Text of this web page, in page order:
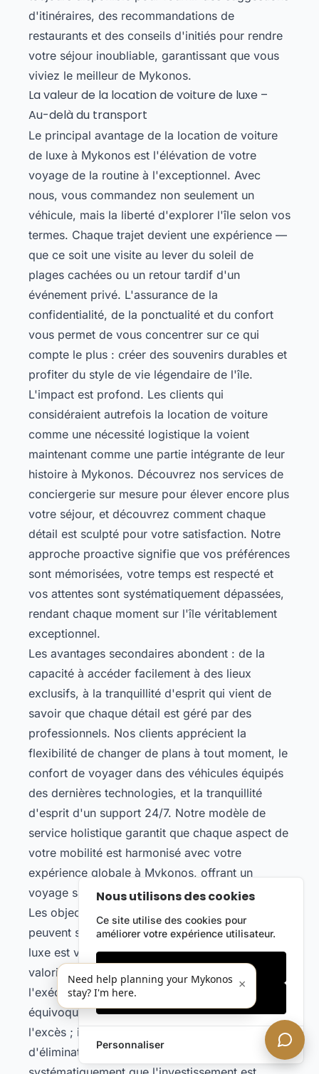
d'itinéraires, des recommandations de
restaurants et des conseils d'initiés pour rendre
votre séjour inoubliable, garantissant que vous
viviez le meilleur de Mykonos.
La valeur de la location de voiture de luxe –
Au-delà du transport
Le principal avantage de la location de voiture
de luxe à Mykonos est l'élévation de votre
voyage de la routine à l'exceptionnel. Avec
nous, vous commandez non seulement un
véhicule, mais la liberté d'explorer l'île selon vos
termes. Chaque trajet devient une expérience —
que ce soit une visite au lever du soleil de
plages cachées ou un retour tardif d'un
événement privé. L'assurance de la
confidentialité, de la ponctualité et du confort
vous permet de vous concentrer sur ce qui
compte le plus : créer des souvenirs durables et
profiter du style de vie légendaire de l'île.
L'impact est profond. Les clients qui
considéraient autrefois la location de voiture
comme une nécessité logistique la voient
maintenant comme une partie intégrante de leur
histoire à Mykonos. Découvrez nos services de
conciergerie sur mesure pour élever encore plus
votre séjour, et découvrez comment chaque
détail est sculpté pour votre satisfaction. Notre
approche proactive signifie que vos préférences
sont mémorisées, votre temps est respecté et
vos attentes sont systématiquement dépassées,
rendant chaque moment sur l'île véritablement
exceptionnel.
Les avantages secondaires abondent : de la
capacité à accéder facilement à des lieux
exclusifs, à la tranquillité d'esprit qui vient de
savoir que chaque détail est géré par des
professionnels. Nos clients apprécient la
flexibilité de changer de plans à tout moment, le
confort de voyager dans des véhicules équipés
des dernières technologies, et la tranquillité
d'esprit d'un support 24/7. Notre modèle de
service holistique garantit que chaque aspect de
votre mobilité est harmonisé avec votre
expérience globale à Mykonos, offrant un
voyage sans couture et sans stress.
Les objections sont naturelles — certains
peuvent se demander si la location de voiture de
luxe est vraiment nécessaire. Pour ceux qui
valorisent le contrôle, la confidentialité et
l'exécution impeccable, la réponse est sans
équivoque. Notre service ne concerne pas
l'excès ; il s'agit d'ingénierie de la perfection et
d'élimination des frictions. Les clients rapportent
Nous utilisons des cookies
Ce site utilise des cookies pour
améliorer votre expérience utilisateur.
Cookies essentiels
Personnaliser
Need help planning your Mykonos
stay? I'm here.
×